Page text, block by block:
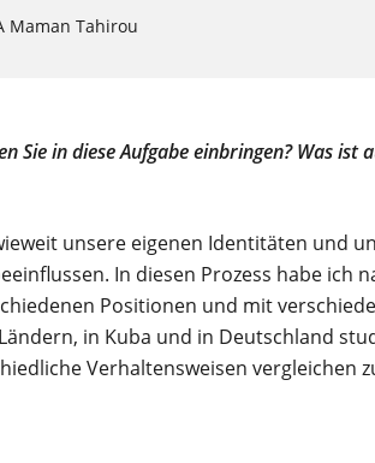
Maman Tahirou
Sie in diese Aufgabe einbringen? Was
unsere eigenen Identitäten und
In diesen Prozess habe ich
Positionen und mit
in Kuba und in Deutschland
Verhaltensweisen vergleichen